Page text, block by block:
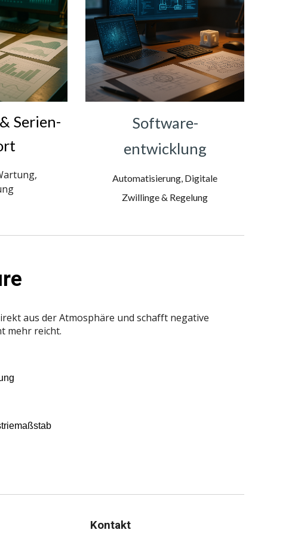
Serien-
Software-
entwicklung
Automatisierung, Digitale
Zwillinge & Regelung
aus der Atmosphäre und schafft negative
mehr reicht.
Kontakt